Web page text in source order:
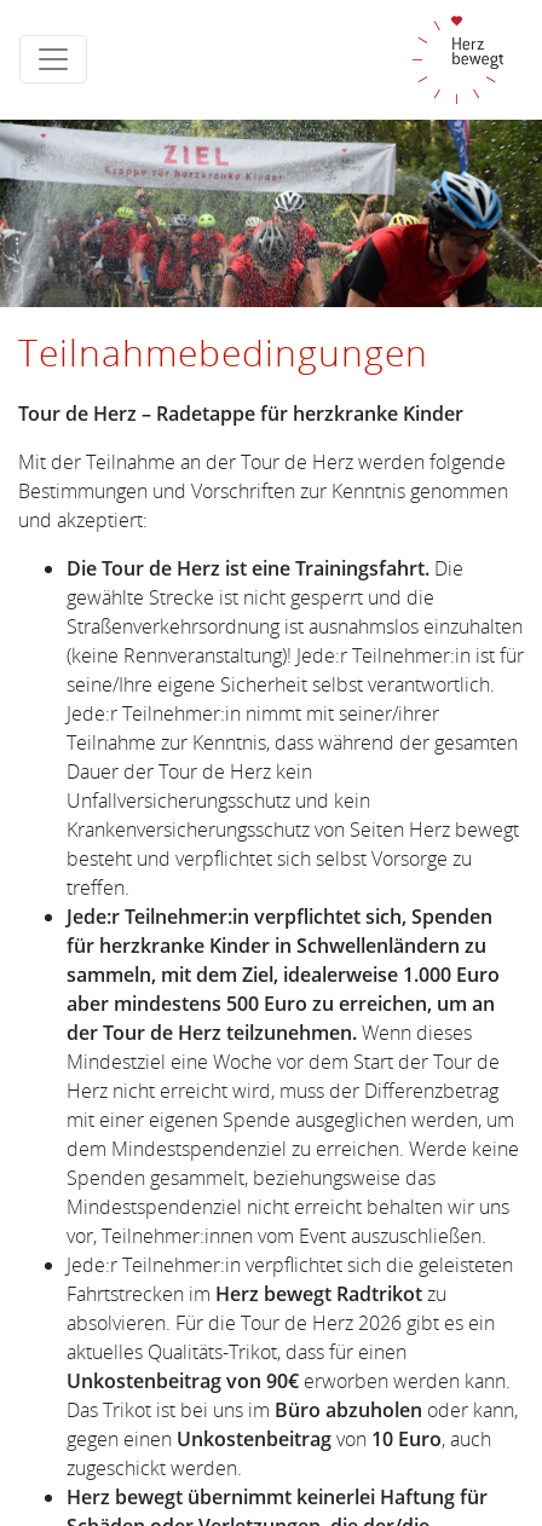
Teilnahmebedingungen
Tour de Herz – Radetappe für herzkranke Kinder
Mit der Teilnahme an der Tour de Herz werden folgende
Bestimmungen und Vorschriften zur Kenntnis genommen
und akzeptiert:
Die Tour de Herz ist eine Trainingsfahrt. Die
gewählte Strecke ist nicht gesperrt und die
Straßenverkehrsordnung ist ausnahmslos einzuhalten
(keine Rennveranstaltung)! Jede:r Teilnehmer:in ist für
seine/Ihre eigene Sicherheit selbst verantwortlich.
Jede:r Teilnehmer:in nimmt mit seiner/ihrer
Teilnahme zur Kenntnis, dass während der gesamten
Dauer der Tour de Herz kein
Unfallversicherungsschutz und kein
Krankenversicherungsschutz von Seiten Herz bewegt
besteht und verpflichtet sich selbst Vorsorge zu
treffen.
Jede:r Teilnehmer:in verpflichtet sich, Spenden
für herzkranke Kinder in Schwellenländern zu
sammeln, mit dem Ziel, idealerweise 1.000 Euro
aber mindestens 500 Euro zu erreichen, um an
der Tour de Herz teilzunehmen.Wenn dieses
Mindestziel eine Woche vor dem Start der Tour de
Herz nicht erreicht wird, muss der Differenzbetrag
mit einer eigenen Spende ausgeglichen werden, um
dem Mindestspendenziel zu erreichen. Werde keine
Spenden gesammelt, beziehungsweise das
Mindestspendenziel nicht erreicht behalten wir uns
vor, Teilnehmer:innen vom Event auszuschließen.
Jede:r Teilnehmer:in verpflichtet sich die geleisteten
Fahrtstrecken im Herz bewegt Radtrikotzu
absolvieren. Für die Tour de Herz 2026 gibt es ein
aktuelles Qualitäts-Trikot, dass für einen
Unkostenbeitrag von 90€ erworben werden kann.
Das Trikot ist bei uns im Büro abzuholen oder kann,
gegen einen Unkostenbeitragvon 10 Euro, auch
zugeschickt werden.
Herz bewegt übernimmt keinerlei Haftung für